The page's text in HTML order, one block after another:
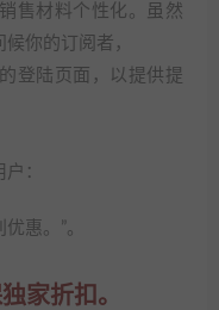
售材料个性化。虽然
你的订阅者，
登陆页面，以提供提
：
惠。”。
家折扣。